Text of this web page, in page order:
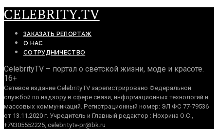
CELEBRITY.TV
ЗАКАЗАТЬ РЕПОРТАЖ
О НАС
СОТРУДНИЧЕСТВО
CelebrityTV – портал о светской жизни, моде и красоте.
16+
Сетевое издание CelebrityTV зарегистрировано Федеральной
службой по надзору в сфере связи, информационных технологий и
массовых коммуникаций. Регистрационный номер: ЭЛ ФС 77-79536
от 13.11.2020 г. Учредитель и Главный редактор : Нохрина О.С.,
+79305552225, celebritytv-pr@bk.ru